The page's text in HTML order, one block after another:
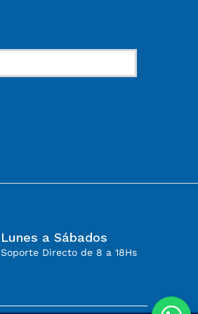
Lunes a Sábados
Soporte Directo de 8 a 18Hs